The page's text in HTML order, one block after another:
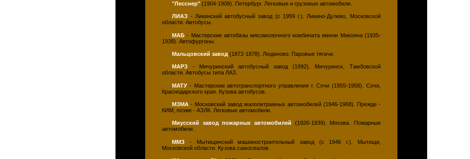
"Лесснер" (1904-1908). Петербург. Легковые и грузовые автомобили.
ЛИАЗ - Ликинский автобусный завод (с 1959 г.). Ликино-Дулево, Московской
области. Автобусы.
МАБ - Мастерские автобазы мясомолочного комбината имени Микояна (1935-
1938). Автофургоны.
Мальцовский завод (1872-1878). Людиново. Паровые тягачи.
МАРЗ - Мичуринский автобусный завод (1992). Мичуринск, Тамбовской
области. Автобусы типа ЛАЗ.
МАТУ - Мастерские автотранспортного управления г. Сочи (1955-1958). Сочи,
Краснодарского края. Кузова автобусов.
МЗМА - Московский завод малолитражных автомобилей (1946-1968). Прежде -
КИМ, позже - АЗЛК. Легковые автомобили.
Миусский завод пожарных автомобилей (1926-1939). Москва. Пожарные
автомобили.
ММЗ - Мытищинский машиностроительный завод (с 1946 г.). Мытищи,
Московской области. Кузова самосвалов.